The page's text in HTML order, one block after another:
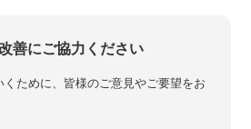
善にご協力ください
ために、皆様のご意見やご要望をお